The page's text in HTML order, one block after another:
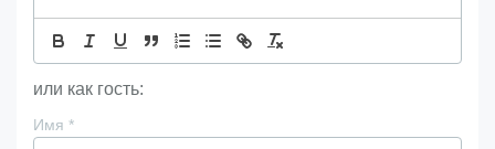
или как гость:
Имя *